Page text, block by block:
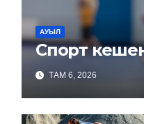
АУЫЛ
Спорт
ТАМ 6, 2026